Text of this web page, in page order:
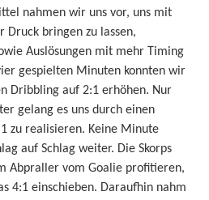
nahmen wir uns vor, uns mit
Druck bringen zu lassen,
Auslösungen mit mehr Timing
gespielten Minuten konnten wir
Dribbling auf 2:1 erhöhen. Nur
gelang es uns durch einen
zu realisieren. Keine Minute
auf Schlag weiter. Die Skorps
Abpraller vom Goalie profitieren,
4:1 einschieben. Daraufhin nahm